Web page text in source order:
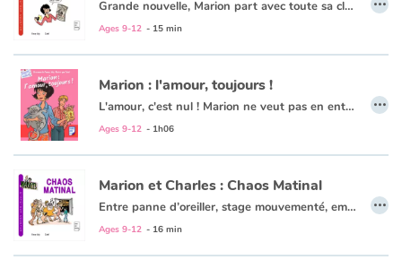
Grande nouvelle, Marion part avec toute sa classe pour un voyage à New-York. Mais quand on s'appelle Marion Girardon, voyager n'est pas de tout repos ! Que ce soit à New York, Paris, au ski ou au vide grenier du coin, Marion ne rate jamais une occasion de nous faire rire !
Ages 9-12 - 15 min
Marion : l'amour, toujours !
L'amour, c'est nul ! Marion ne veut pas en entendre parler. Son grand frère Charles est rentré de vacances fou amoureux d'une Espagnole, sa copine Camille ne jure plus que par un Allemand rencontré sur la plage.
Ages 9-12 - 1h06
…
Marion et Charles : Chaos Matinal
Entre panne d’oreiller, stage mouvementé, embrouilles Facebook, baby-sitting musclé, citronnade fraîche ou réveillon bouillant (entre autres…) : Marion est sur tous les fronts pour notre plus grand plaisir !
Ages 9-12 - 16 min
…